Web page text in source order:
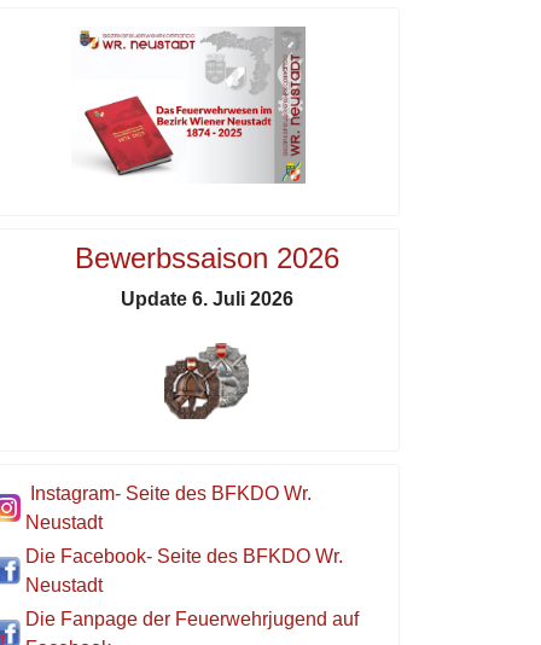
Bewerbssaison 2026
Update 6. Juli 2026
Instagram- Seite des BFKDO Wr.
Neustadt
Die Facebook- Seite des BFKDO Wr.
Neustadt
Die Fanpage der Feuerwehrjugend auf